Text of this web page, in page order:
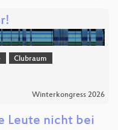
Clubraum
Winterkongress 2026
Leute nicht bei